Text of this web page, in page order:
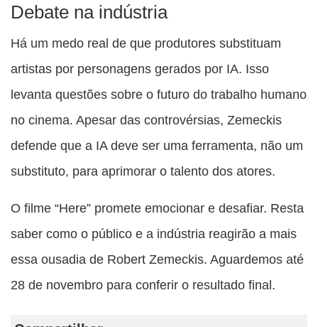
Debate na indústria
Há um medo real de que produtores substituam
artistas por personagens gerados por IA. Isso
levanta questões sobre o futuro do trabalho humano
no cinema. Apesar das controvérsias, Zemeckis
defende que a IA deve ser uma ferramenta, não um
substituto, para aprimorar o talento dos atores.
O filme “Here” promete emocionar e desafiar. Resta
saber como o público e a indústria reagirão a mais
essa ousadia de Robert Zemeckis. Aguardemos até
28 de novembro para conferir o resultado final.